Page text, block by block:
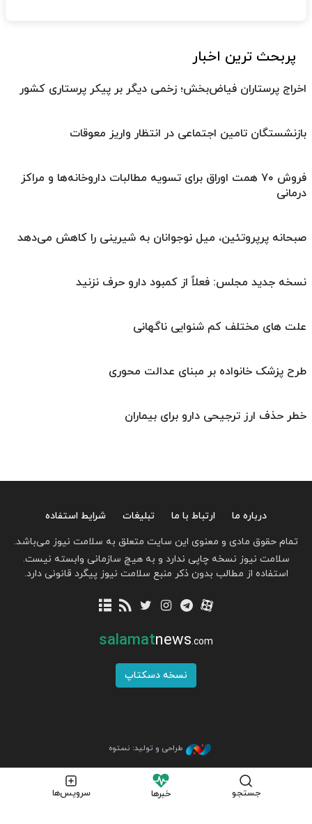
پربحث ترین اخبار
اخراج پرستاران فیاض‌بخش؛ زخمی دیگر بر پیکر پرستاری کشور
بازنشستگان تامین اجتماعی در انتظار واریز معوقات
فروش ۷۰ همت اوراق برای تسویه مطالبات داروخانه‌ها و مراکز
درمانی
صبحانه پرپروتئین، میل نوجوانان به شیرینی را کاهش می‌دهد
نسخه جدید مجلس: فعلاً از کمبود دارو حرف نزنید
علت های مختلف کم شنوایی ناگهانی
طرح پزشک خانواده بر مبنای عدالت محوری
خطر حذف ارز ترجیحی دارو برای بیماران
جستجو خبرها سرویس‌ها
درباره ما ارتباط با ما تبلیغات
شرایط استفاده
تمام حقوق مادی و معنوی این سایت متعلق به سلامت نیوز می‌باشد.
سلامت نیوز نسخه چاپی ندارد و به هیچ سازمانی وابسته نیست.
استفاده از مطالب بدون ذکر منبع سلامت نیوز پیگرد قانونی دارد.
salamatnews.com
نسخه دسکتاپ
طراحی و تولید: نستوه